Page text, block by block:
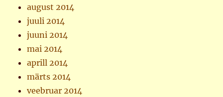
august 2014
juuli 2014
juuni 2014
mai 2014
aprill 2014
märts 2014
veebruar 2014